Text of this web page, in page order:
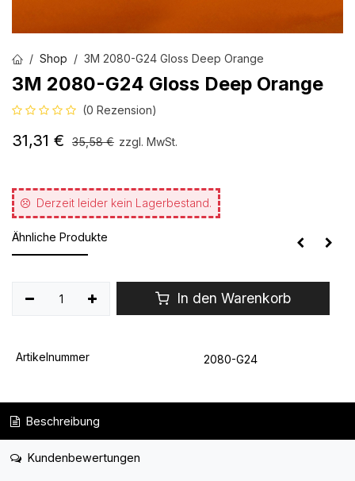
Shop 3M 2080-G24 Gloss Deep Orange
3M 2080-G24 Gloss Deep Orange
(0 Rezension)
31,31 € 35,58€ zzgl. MwSt.
Derzeit leider kein Lagerbestand.
Ähnliche Produkte
In den Warenkorb
Artikelnummer 2080-G24
Beschreibung
Kundenbewertungen